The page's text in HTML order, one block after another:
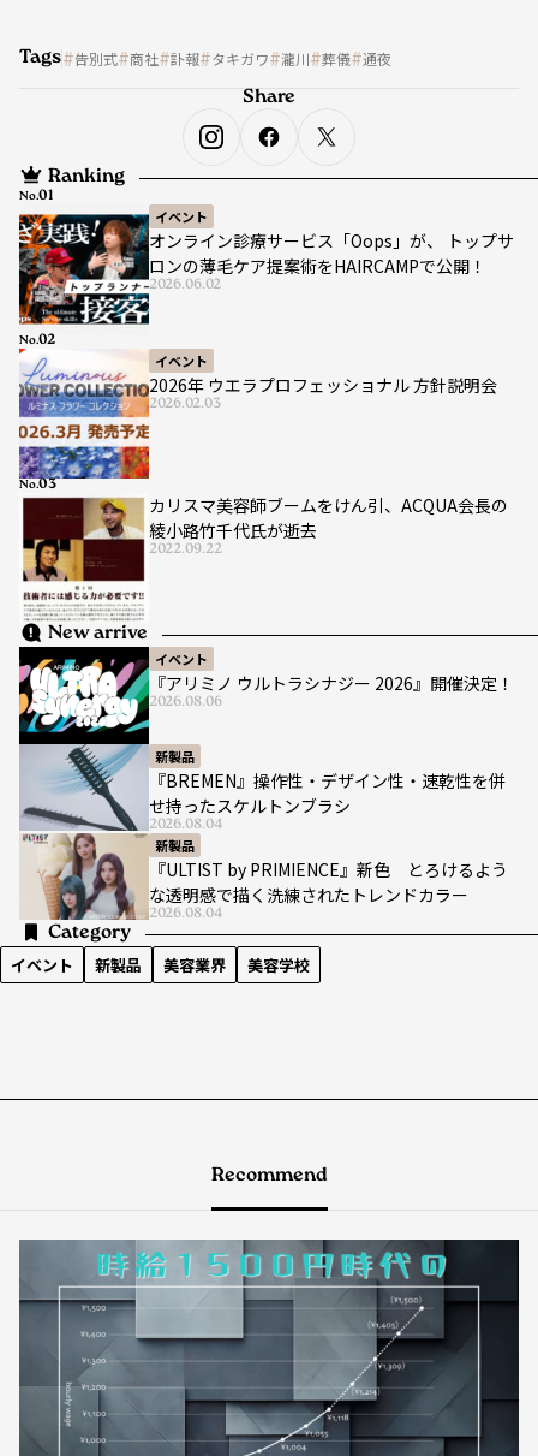
Tags 告別式 商社 訃報 タキガワ 瀧川 葬儀 通夜
Ranking
イベント
オンライン診療サービス「Oops」が、 トップサ
ロンの薄毛ケア提案術をHAIRCAMPで公開！
2026.06.02
No.
イベント
2026年 ウエラプロフェッショナル 方針説明会
2026.02.03
No.
カリスマ美容師ブームをけん引、ACQUA会長の
綾小路竹千代氏が逝去
2022.09.22
No.
New arrive
イベント
『アリミノ ウルトラシナジー 2026』開催決定！
2026.08.06
新製品
『BREMEN』操作性・デザイン性・速乾性を併
せ持ったスケルトンブラシ
2026.08.04
新製品
『ULTIST by PRIMIENCE』新色 とろけるよう
な透明感で描く洗練されたトレンドカラー
2026.08.04
Category
イベント 新製品 美容業界 美容学校
Share
Recommend